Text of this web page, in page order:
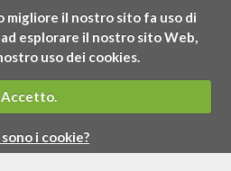
migliore il nostro sito fa uso di
esplorare il nostro sito Web,
uso dei cookies.
Accetto.
sono i cookie?